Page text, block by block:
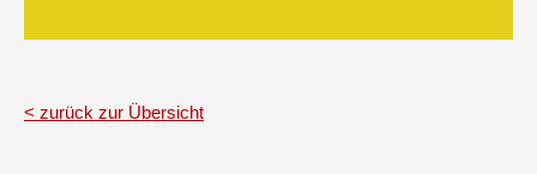
zurück zur Übersicht